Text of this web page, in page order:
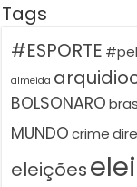
Tags
#ESPORTE
almeida
BOLSONARO
MUNDO crime
eleições